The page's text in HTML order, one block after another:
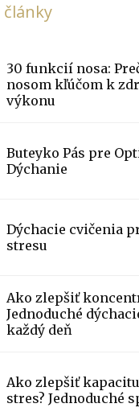
články
30 funkcií nosa:
nosom kľúčom k
výkonu
Buteyko Pás pre
Dýchanie
Dýchacie cvičenia
stresu
Ako zlepšiť
Jednoduché
každý deň
Ako zlepšiť
stres? Jednoduché